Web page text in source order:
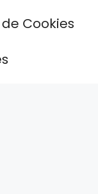
Cookies